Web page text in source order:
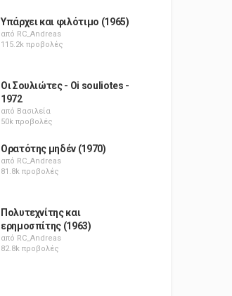
Υπάρχει και φιλότιμο (1965)
από RC_Andreas
115.2k προβολές
Οι Σουλιώτες - Oi souliotes -
1972
από Βασιλεία
50k προβολές
Ορατότης μηδέν (1970)
από RC_Andreas
81.8k προβολές
Πολυτεχνίτης και
ερημοσπίτης (1963)
από RC_Andreas
82.8k προβολές